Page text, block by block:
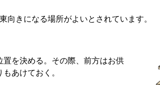
向きになる場所がよいとされています。
置を決める。その際、前方はお供
あけておく。